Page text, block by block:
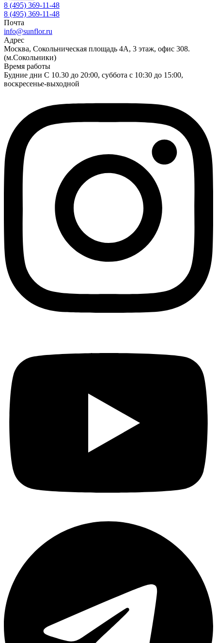
8 (495) 369-11-48
8 (495) 369-11-48
Почта
info@sunflor.ru
Адрес
Москва, Сокольническая площадь 4А, 3 этаж, офис 308.
(м.Сокольники)
Время работы
Будние дни C 10.30 до 20:00, суббота с 10:30 до 15:00,
воскресенье-выходной